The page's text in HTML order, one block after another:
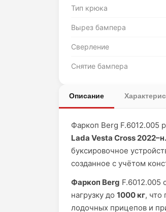
Тип крюка
Вырез бампера
Сверление
Снятие бампера
Описание
Фаркоп Berg F.6012.005
Lada Vesta Cross
буксировочное
созданное с учётом
Фаркоп Berg
нагрузку до 1000 кг, что
лодочных прицепов и